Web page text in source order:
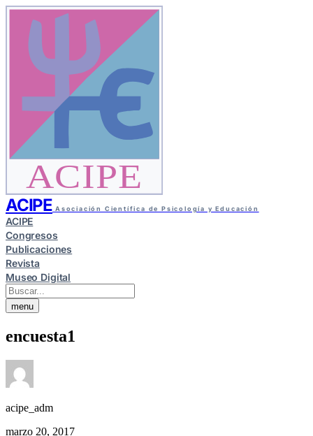
ACIPE
ACIPE Asociación Científica de Psicología y Educación
ACIPE
Congresos
Publicaciones
Revista
Museo Digital
menu
encuesta1
acipe_adm
marzo 20, 2017